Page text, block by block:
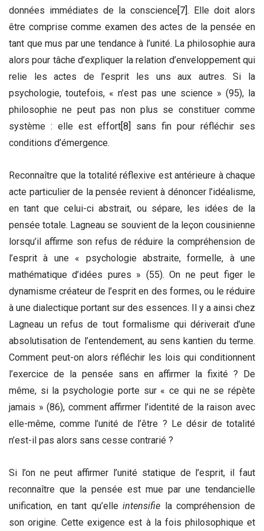
données immédiates de la conscience[7]. Elle doit alors
être comprise comme examen des actes de la pensée en
tant que mus par une tendance à l’unité. La philosophie aura
alors pour tâche d’expliquer la relation d’enveloppement qui
relie les actes de l’esprit les uns aux autres. Si la
psychologie, toutefois, « n’est pas une science » (95), la
philosophie ne peut pas non plus se constituer comme
système : elle est effort[8]
sans fin pour réfléchir ses
conditions d’émergence.
Reconnaître que la totalité réflexive est antérieure à chaque
acte particulier de la pensée revient à dénoncer l’idéalisme,
en tant que celui-ci abstrait, ou sépare, les idées de la
pensée totale. Lagneau se souvient de la leçon cousinienne
lorsqu’il affirme son refus de réduire la compréhension de
l’esprit à une « psychologie abstraite, formelle, à une
mathématique d’idées pures » (55). On ne peut figer le
dynamisme créateur de l’esprit en des formes, ou le réduire
à une dialectique portant sur des essences. Il y a ainsi chez
Lagneau un refus de tout formalisme qui dériverait d’une
absolutisation de l’entendement, au sens kantien du terme.
Comment peut-on alors réfléchir les lois qui conditionnent
l’exercice de la pensée sans en affirmer la fixité ? De
même, si la psychologie porte sur « ce qui ne se répète
jamais » (86), comment affirmer l’identité de la raison avec
elle-même, comme l’unité de l’être ? Le désir de totalité
n’est-il pas alors sans cesse contrarié ?
Si l’on ne peut affirmer l’unité statique de l’esprit, il faut
reconnaître que la pensée est mue par une tendancielle
unification, en tant qu’elleintensifie la compréhension de
son origine. Cette exigence est à la fois philosophique et